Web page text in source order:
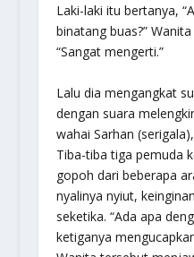
Laki-laki itu bertanya,
binatang buas?”
“Sangat mengerti.”
Lalu dia mengangkat
dengan suara
wahai Sarhan
Tiba-tiba tiga pemuda
gopoh dari beberapa
nyalinya nyiut,
seketika. “Ada apa
ketiganya